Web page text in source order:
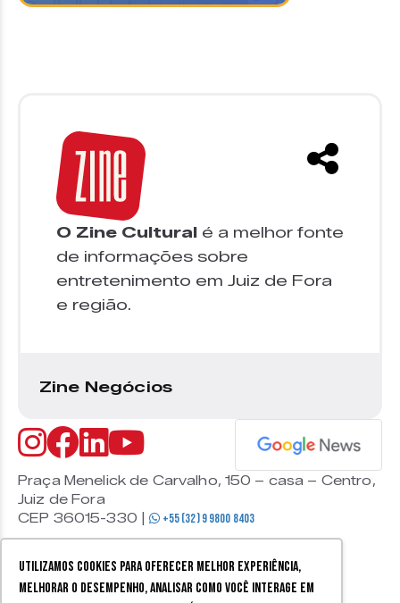
Utilizamos cookies para oferecer melhor experiência,
melhorar o desempenho, analisar como você interage em
O Zine Cultural é a melhor fonte
de informações sobre
entretenimento em Juiz de Fora
e região.
Zine Negócios
Praça Menelick de Carvalho, 150 – casa – Centro,
Juiz de Fora
CEP 36015-330 |
+55 (32) 9 9800 8403